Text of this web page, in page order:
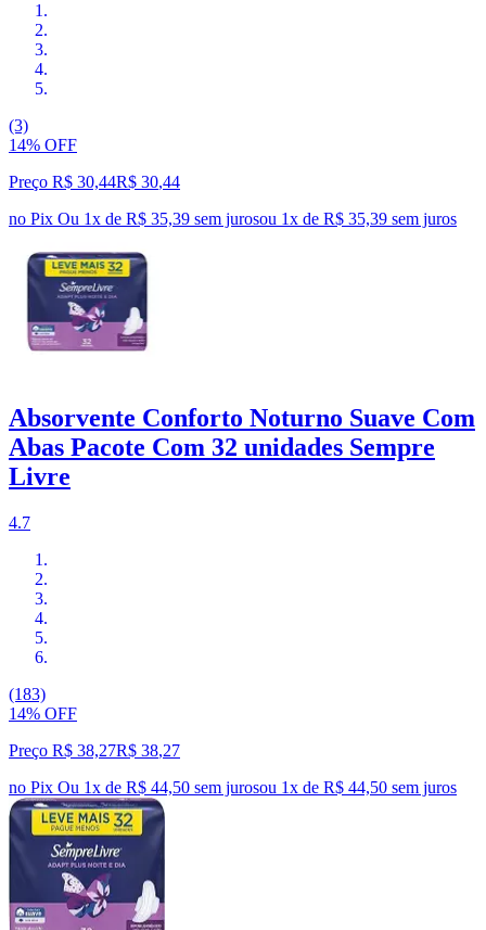
(3)
14% OFF
Preço R$ 30,44R$ 30,44
no Pix Ou 1x de R$ 35,39 sem jurosou 1x de R$ 35,39 sem juros
Absorvente Conforto Noturno Suave Com
Abas Pacote Com 32 unidades Sempre
Livre
4.7
(183)
14% OFF
Preço R$ 38,27R$ 38,27
no Pix Ou 1x de R$ 44,50 sem jurosou 1x de R$ 44,50 sem juros